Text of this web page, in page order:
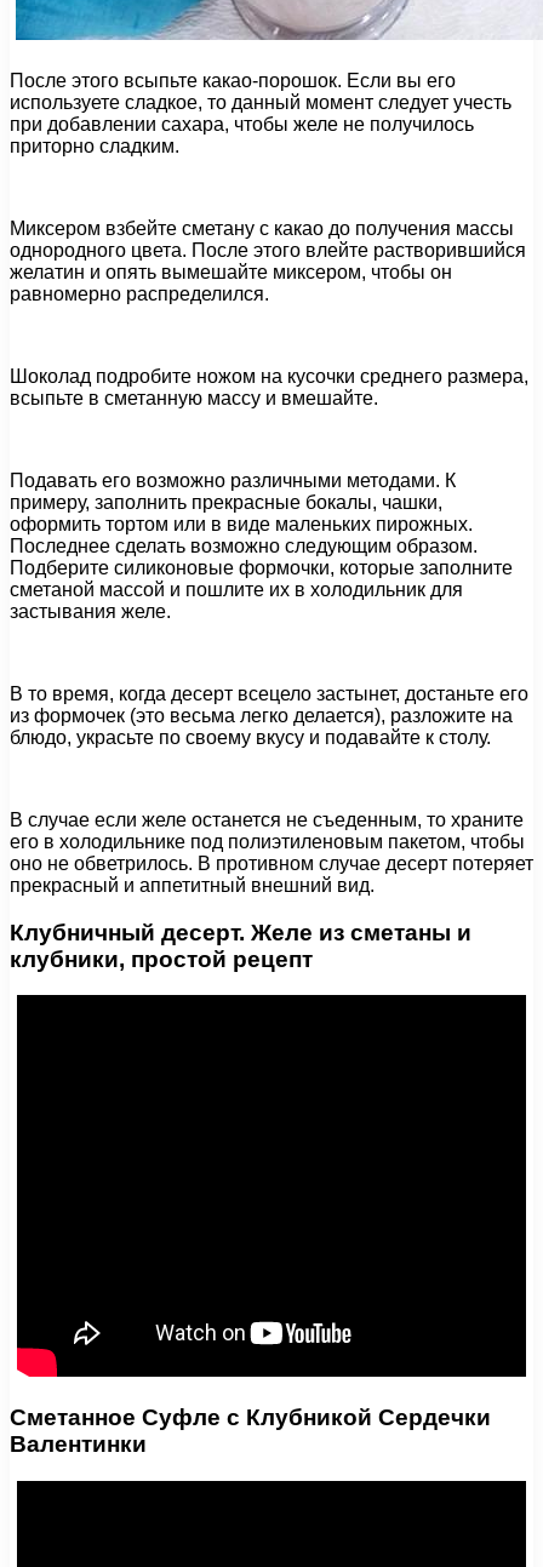
После этого всыпьте какао-порошок. Если вы его
используете сладкое, то данный момент следует учесть
при добавлении сахара, чтобы желе не получилось
приторно сладким.
Миксером взбейте сметану с какао до получения массы
однородного цвета. После этого влейте растворившийся
желатин и опять вымешайте миксером, чтобы он
равномерно распределился.
Шоколад подробите ножом на кусочки среднего размера,
всыпьте в сметанную массу и вмешайте.
Подавать его возможно различными методами. К
примеру, заполнить прекрасные бокалы, чашки,
оформить тортом или в виде маленьких пирожных.
Последнее сделать возможно следующим образом.
Подберите силиконовые формочки, которые заполните
сметаной массой и пошлите их в холодильник для
застывания желе.
В то время, когда десерт всецело застынет, достаньте его
из формочек (это весьма легко делается), разложите на
блюдо, украсьте по своему вкусу и подавайте к столу.
В случае если желе останется не съеденным, то храните
его в холодильнике под полиэтиленовым пакетом, чтобы
оно не обветрилось. В противном случае десерт потеряет
прекрасный и аппетитный внешний вид.
Клубничный десерт. Желе из сметаны и
клубники, простой рецепт
Сметанное Суфле с Клубникой Сердечки
Валентинки